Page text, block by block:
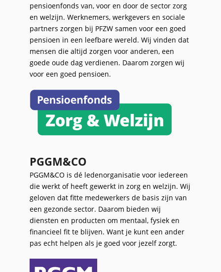
pensioenfonds van, voor en door de sector zorg
en welzijn. Werknemers, werkgevers en sociale
partners zorgen bij PFZW samen voor een goed
pensioen in een leefbare wereld. Wij vinden dat
mensen die altijd zorgen voor anderen, een
goede oude dag verdienen. Daarom zorgen wij
voor een goed pensioen.
PGGM&CO
PGGM&CO is dé ledenorganisatie voor iedereen
die werkt of heeft gewerkt in zorg en welzijn. Wij
geloven dat fitte medewerkers de basis zijn van
een gezonde sector. Daarom bieden wij
diensten en producten om mentaal, fysiek en
financieel fit te blijven. Want je kunt een ander
pas echt helpen als je goed voor jezelf zorgt.